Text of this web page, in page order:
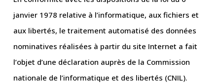
janvier 1978 relative à l’informatique, aux fichiers et
aux libertés, le traitement automatisé des données
nominatives réalisées à partir du site Internet a fait
l’objet d’une déclaration auprès de la Commission
nationale de l’informatique et des libertés (CNIL).